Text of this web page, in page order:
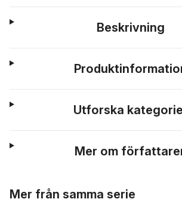
Beskrivning
Utforska
Mer om
Mer från samma serie